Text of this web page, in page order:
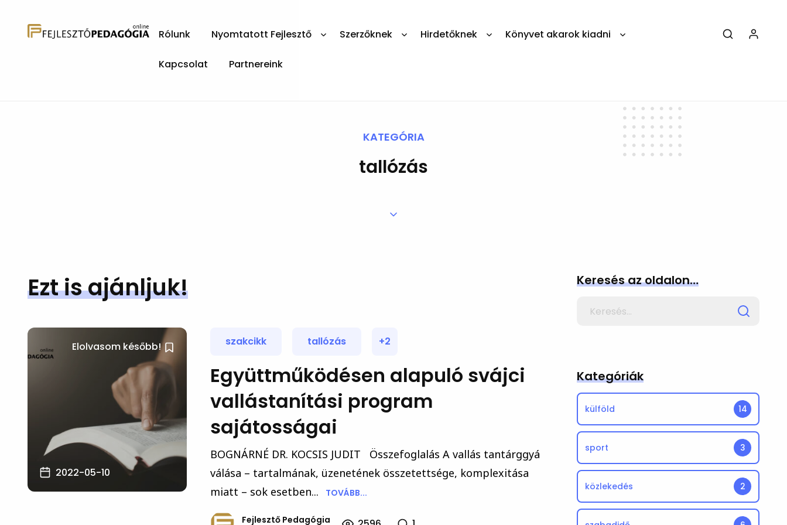
Rólunk Nyomtatott Fejlesztő Szerzőknek Hirdetőknek Könyvet akarok kiadni
Kapcsolat Partnereink
KATEGÓRIA
tallózás
Ezt is ajánljuk!
Elolvasom később!
2022-05-10
szakcikk tallózás +2
Együttműködésen alapuló svájci
vallástanítási program
sajátosságai
BOGNÁRNÉ DR. KOCSIS JUDIT Összefoglalás A vallás tantárggyá
válása – tartalmának, üzenetének összetettsége, komplexitása
miatt – sok esetben...
TOVÁBB...
Fejlesztő Pedagógia
Keresés az oldalon…
Kategóriák
külföld 14
sport 3
közlekedés 2